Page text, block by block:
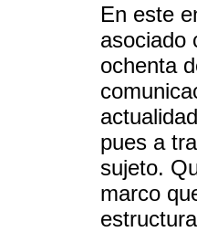
En este
asociado
ochenta
pues a
sujeto.
marco